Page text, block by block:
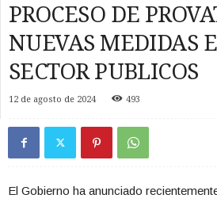
PROCESO DE
NUEVAS MEDIDAS
SECTOR PUBLICOS
12 de agosto de 2024 493
El Gobierno ha anunciado